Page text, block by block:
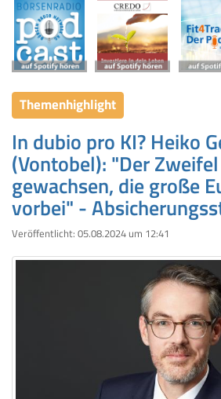
Themenhighlight
In dubio pro KI? Heiko
(Vontobel): "Der
gewachsen, die große
vorbei" -
Veröffentlicht: 05.08.2024 um 12:41